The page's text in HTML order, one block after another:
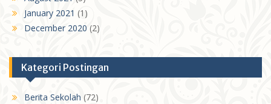
January 2021 (1)
December 2020 (2)
Kategori Postingan
Berita Sekolah (72)